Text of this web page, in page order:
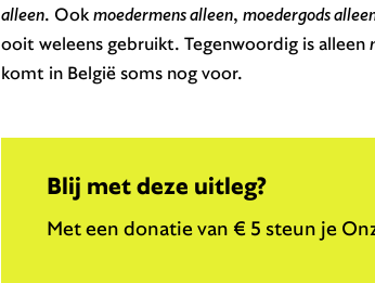
alleen. Ookmoedermens alleen, moedergods
ooit weleens gebruikt. Tegenwoordig is alleen
komt in België soms nog voor.
Blij met deze uitleg?
Met een donatie van € 5 steun je